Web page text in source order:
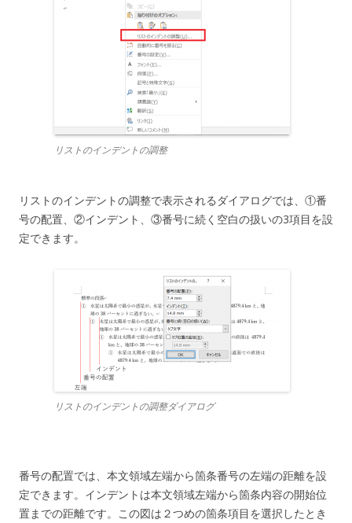
リストのインデントの調整
リストのインデントの調整で表示されるダイアログでは、①番
号の配置、②インデント、③番号に続く空白の扱いの3項目を設
定できます。
リストのインデントの調整ダイアログ
番号の配置では、本文領域左端から箇条番号の左端の距離を設
定できます。インデントは本文領域左端から箇条内容の開始位
置までの距離です。この図は２つめの箇条項目を選択したとき